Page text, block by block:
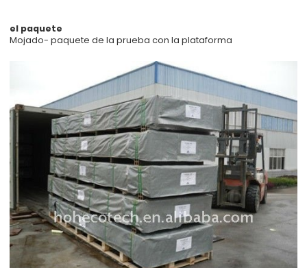
el paquete
Mojado- paquete de la prueba con la plataforma